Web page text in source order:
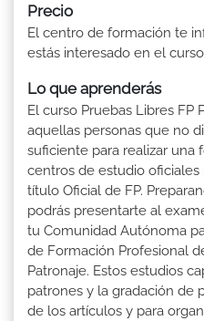
Precio
El centro de formación te
estás interesado en el curso
Lo que aprenderás
El curso Pruebas Libres FP
aquellas personas que no
suficiente para realizar una
centros de estudio
título Oficial de FP.
podrás presentarte al
tu Comunidad Autónoma
de Formación Profesional
Patronaje. Estos estudios
patrones y la gradación de
de los artículos y para